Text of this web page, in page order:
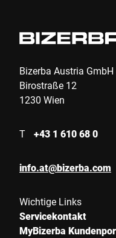
Bizerba Austria GmbH
Birostraße 12
1230 Wien
T +43 1 610 68 0
info.at@bizerba.com
Wichtige Links
Servicekontakt
MyBizerba